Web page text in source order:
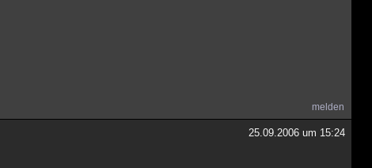
melden
25.09.2006 um 15:24